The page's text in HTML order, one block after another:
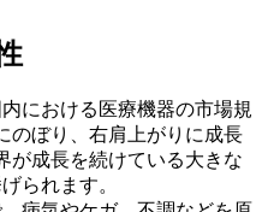
における医療機器の市場規
のぼり、右肩上がりに成長
が成長を続けている大きな
られます。